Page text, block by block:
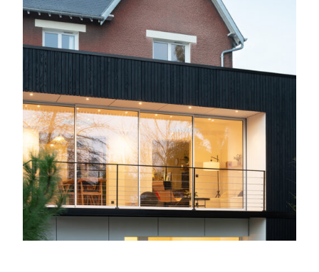
Extension d’une maison des années 30